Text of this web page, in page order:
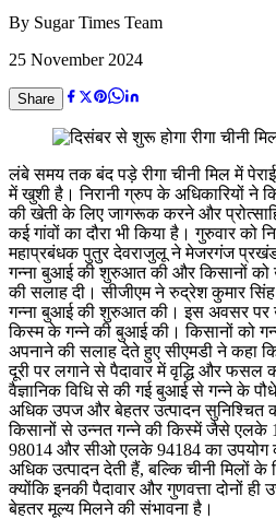
By Sugar Times Team
25 November 2024
Share
लंबे समय तक बंद पड़े रीगा चीनी मिल में
में खुशी है। निरानी ग्रुप के अधिकारियों ने
की खेती के लिए जागरूक करने और
कई गांवों का दौरा भी किया है। गुरुवार को
महाप्रबंधक पुतुर देवराजुलू ने मेजरगंज
गन्ना बुआई की शुरुआत की और किसानों को
की सलाह दी। सीजीएम ने रुद्रेश कुमार
गन्ना बुआई की शुरुआत की। इस अवसर पर
किस्म के गन्ने की बुआई की। किसानों को
अपनाने की सलाह देते हुए सीएमडी ने कहा
दूरी पर लगाने से पैदावार में वृद्धि और फसल
वैज्ञानिक विधि से की गई बुआई से गन्ने के
अधिक उपज और बेहतर उत्पादन सुनिश्चित
किसानों से उन्नत गन्ने की किस्में जैसे
98014 और सीओ एलके 94184 का
अधिक उत्पादन देती हैं, बल्कि चीनी मिलों के
क्योंकि इनकी पैदावार और गुणवत्ता दोनों
बेहतर मूल्य मिलने की संभावना है।